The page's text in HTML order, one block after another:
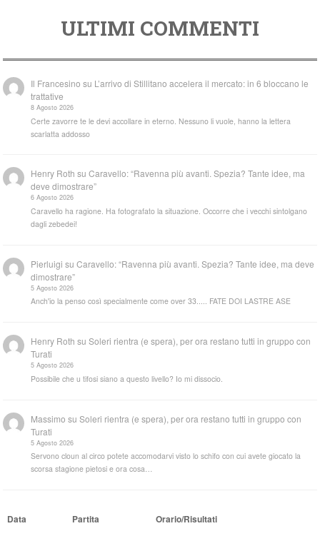
ULTIMI COMMENTI
Il Francesino su L’arrivo di Stillitano accelera il mercato: in 6 bloccano le
trattative
8 Agosto 2026
Certe zavorre te le devi accollare in eterno. Nessuno li vuole, hanno la lettera
scarlatta addosso
Henry Roth suCaravello: “Ravenna più avanti. Spezia? Tante idee, ma
deve dimostrare”
6 Agosto 2026
Caravello ha ragione. Ha fotografato la situazione. Occorre che i vecchi sintolgano
dagli zebedei!
Pierluigi suCaravello: “Ravenna più avanti. Spezia? Tante idee, ma deve
dimostrare”
5 Agosto 2026
Anch'io la penso così specialmente come over 33..... FATE DOI LASTRE ASE
Henry Roth suSoleri rientra (e spera), per ora restano tutti in gruppo con
Turati
5 Agosto 2026
Possibile che u tifosi siano a questo livello? Io mi dissocio.
Massimo suSoleri rientra (e spera), per ora restano tutti in gruppo con
Turati
5 Agosto 2026
Servono cloun al circo potete accomodarvi visto lo schifo con cui avete giocato la
scorsa stagione pietosi e ora cosa…
Data Partita Orario/Risultati